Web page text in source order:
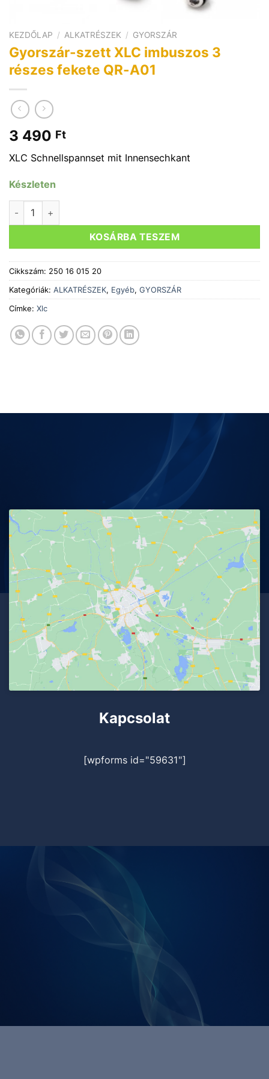
KEZDŐLAP / ALKATRÉSZEK / GYORSZÁR
Gyorszár-szett XLC imbuszos 3
részes fekete QR-A01
3 490 Ft
XLC Schnellspannset mit Innensechkant
Készleten
Gyorszár-szett XLC imbuszos 3 részes fekete QR-A01
KOSÁRBA TESZEM
Cikkszám: 250 16 015 20
Kategóriák: ALKATRÉSZEK, Egyéb, GYORSZÁR
Címke: Xlc
Kapcsolat
[wpforms id="59631"]